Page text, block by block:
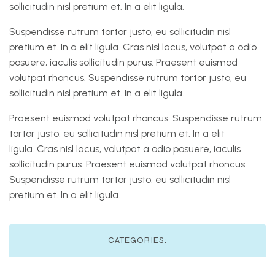
sollicitudin nisl pretium et. In a elit ligula.
Suspendisse rutrum tortor justo, eu sollicitudin nisl
pretium et. In a elit ligula. Cras nisl lacus, volutpat a odio
posuere, iaculis sollicitudin purus. Praesent euismod
volutpat rhoncus. Suspendisse rutrum tortor justo, eu
sollicitudin nisl pretium et. In a elit ligula.
Praesent euismod volutpat rhoncus. Suspendisse rutrum
tortor justo, eu sollicitudin nisl pretium et. In a elit
ligula. Cras nisl lacus, volutpat a odio posuere, iaculis
sollicitudin purus. Praesent euismod volutpat rhoncus.
Suspendisse rutrum tortor justo, eu sollicitudin nisl
pretium et. In a elit ligula.
CATEGORIES: